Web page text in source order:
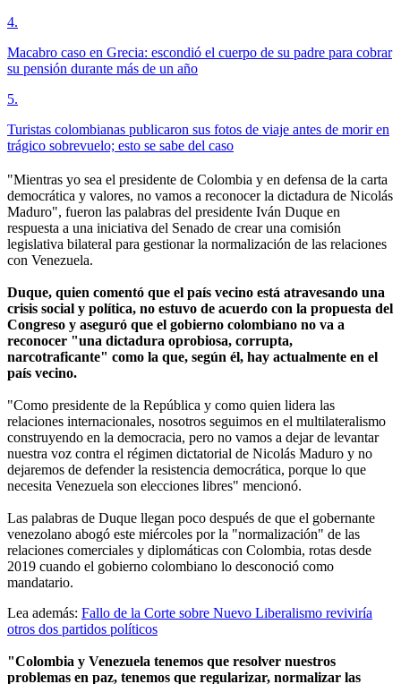
4.
Macabro caso en Grecia: escondió el cuerpo de su padre para cobrar
su pensión durante más de un año
5.
Turistas colombianas publicaron sus fotos de viaje antes de morir en
trágico sobrevuelo; esto se sabe del caso
"Mientras yo sea el presidente de Colombia y en defensa de la carta
democrática y valores, no vamos a reconocer la dictadura de Nicolás
Maduro", fueron las palabras del presidente Iván Duque en
respuesta a una iniciativa del Senado de crear una comisión
legislativa bilateral para gestionar la normalización de las relaciones
con Venezuela.
Duque, quien comentó que el país vecino está atravesando una
crisis social y política, no estuvo de acuerdo con la propuesta del
Congreso y aseguró que el gobierno colombiano no va a
reconocer "una dictadura oprobiosa, corrupta,
narcotraficante" como la que, según él, hay actualmente en el
país vecino.
"Como presidente de la República y como quien lidera las
relaciones internacionales, nosotros seguimos en el multilateralismo
construyendo en la democracia, pero no vamos a dejar de levantar
nuestra voz contra el régimen dictatorial de Nicolás Maduro y no
dejaremos de defender la resistencia democrática, porque lo que
necesita Venezuela son elecciones libres" mencionó.
Las palabras de Duque llegan poco después de que el gobernante
venezolano abogó este miércoles por la "normalización" de las
relaciones comerciales y diplomáticas con Colombia, rotas desde
2019 cuando el gobierno colombiano lo desconoció como
mandatario.
Lea además: Fallo de la Corte sobre Nuevo Liberalismo reviviría
otros dos partidos políticos
"Colombia y Venezuela tenemos que resolver nuestros
problemas en paz, tenemos que regularizar, normalizar las